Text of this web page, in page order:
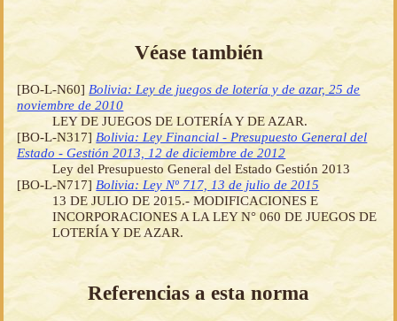
Véase también
[BO-L-N60] Bolivia: Ley de juegos de lotería y de azar, 25 de
noviembre de 2010
LEY DE JUEGOS DE LOTERÍA Y DE AZAR.
[BO-L-N317] Bolivia: Ley Financial - Presupuesto General del
Estado - Gestión 2013, 12 de diciembre de 2012
Ley del Presupuesto General del Estado Gestión 2013
[BO-L-N717] Bolivia: Ley Nº 717, 13 de julio de 2015
13 DE JULIO DE 2015.- MODIFICACIONES E
INCORPORACIONES A LA LEY N° 060 DE JUEGOS DE
LOTERÍA Y DE AZAR.
Referencias a esta norma